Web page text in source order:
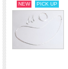
NEW PICK UP